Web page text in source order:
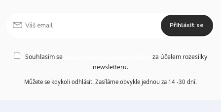
Přihlásit se
Souhlasím se
za účelem rozesílky
newsletteru.
Můžete se kdykoli odhlásit. Zasíláme obvykle jednou za 14 -30 dní.